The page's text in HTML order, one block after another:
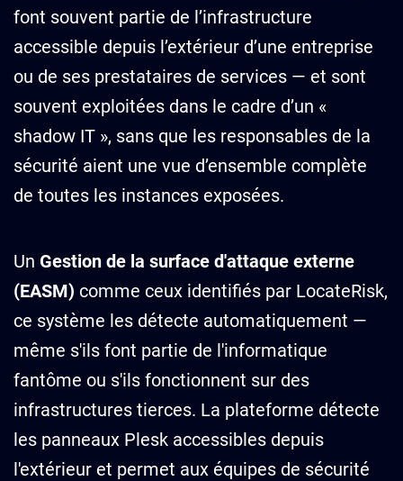
font souvent partie de l’infrastructure
accessible depuis l’extérieur d’une entreprise
ou de ses prestataires de services — et sont
souvent exploitées dans le cadre d’un «
shadow IT », sans que les responsables de la
sécurité aient une vue d’ensemble complète
de toutes les instances exposées.
Un Gestion de la surface d'attaque externe
(EASM) comme ceux identifiés par LocateRisk,
ce système les détecte automatiquement —
même s'ils font partie de l'informatique
fantôme ou s'ils fonctionnent sur des
infrastructures tierces. La plateforme détecte
les panneaux Plesk accessibles depuis
l'extérieur et permet aux équipes de sécurité